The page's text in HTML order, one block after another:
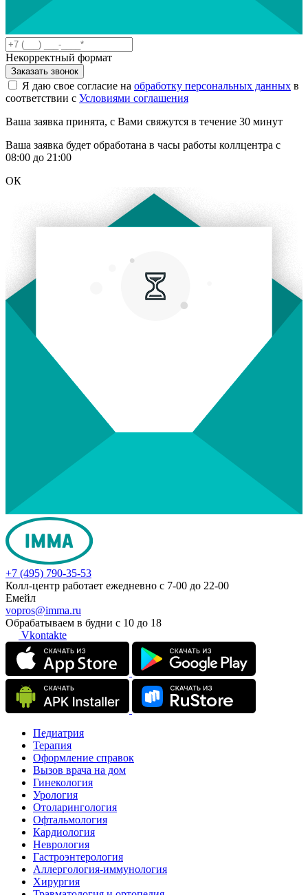
Некорректный формат
Заказать звонок
Я даю свое согласие на обработку персональных данных в
соответствии с Условиями соглашения
Ваша заявка принята, с Вами свяжутся в течение 30 минут
Ваша заявка будет обработана в часы работы коллцентра с
08:00 до 21:00
ОК
+7 (495) 790-35-53
Колл-центр работает ежедневно с 7-00 до 22-00
Емейл
vopros@imma.ru
Обрабатываем в будни с 10 до 18
Vkontakte
Педиатрия
Терапия
Оформление справок
Вызов врача на дом
Гинекология
Урология
Отоларингология
Офтальмология
Кардиология
Неврология
Гастроэнтерология
Аллергология-иммунология
Хирургия